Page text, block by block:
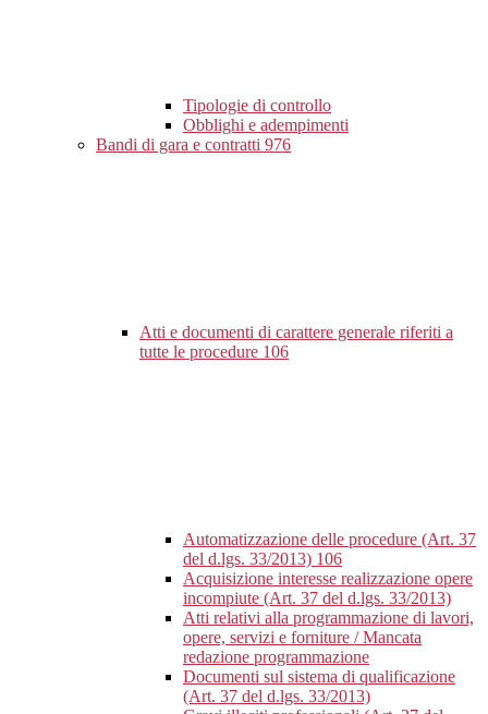
Tipologie di controllo
Obblighi e adempimenti
Bandi di gara e contratti 976
Atti e documenti di carattere generale riferiti a
tutte le procedure 106
Automatizzazione delle procedure (Art. 37
del d.lgs. 33/2013) 106
Acquisizione interesse realizzazione opere
incompiute (Art. 37 del d.lgs. 33/2013)
Atti relativi alla programmazione di lavori,
opere, servizi e forniture / Mancata
redazione programmazione
Documenti sul sistema di qualificazione
(Art. 37 del d.lgs. 33/2013)